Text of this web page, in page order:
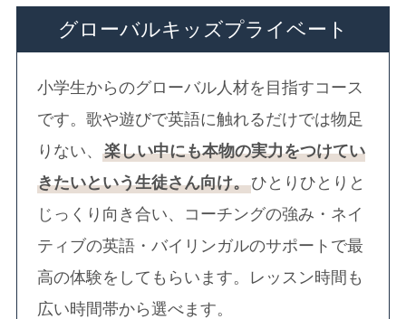
グローバルキッズプライベート
小学生からのグローバル人材を目指すコース
です。歌や遊びで英語に触れるだけでは物足
りない、楽しい中にも本物の実力をつけてい
きたいという生徒さん向け。ひとりひとりと
じっくり向き合い、コーチングの強み・ネイ
ティブの英語・バイリンガルのサポートで最
高の体験をしてもらいます。レッスン時間も
広い時間帯から選べます。